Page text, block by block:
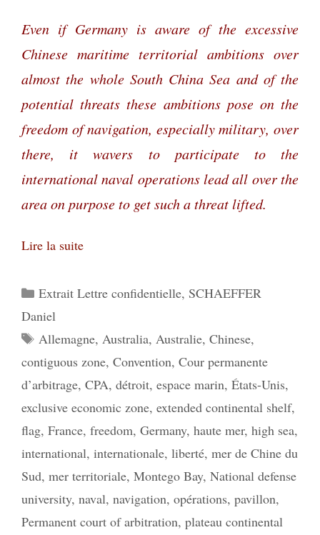
Even if Germany is aware of the excessive
Chinese maritime territorial ambitions over
almost the whole South China Sea and of the
potential threats these ambitions pose on the
freedom of navigation, especially military, over
there, it wavers to participate to the
international naval operations lead all over the
area on purpose to get such a threat lifted.
Lire la suite
Catégories
Extrait Lettre confidentielle, SCHAEFFER
Daniel
Étiquettes
Allemagne, Australia, Australie, Chinese,
contiguous zone, Convention, Cour permanente
d’arbitrage, CPA, détroit, espace marin, États-Unis,
exclusive economic zone, extended continental shelf,
flag, France, freedom, Germany, haute mer, high sea,
international, internationale, liberté, mer de Chine du
Sud, mer territoriale, Montego Bay, National defense
university, naval, navigation, opérations, pavillon,
Permanent court of arbitration, plateau continental